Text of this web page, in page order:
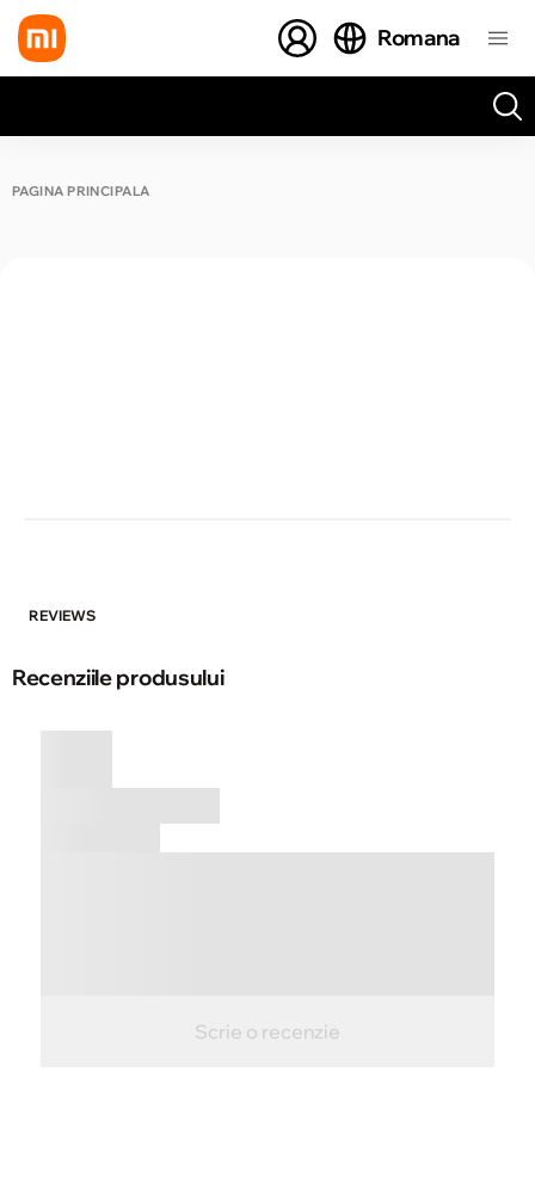
Romana
PAGINA PRINCIPALĂ
REVIEWS
Recenziile produsului
Scrie o recenzie